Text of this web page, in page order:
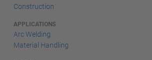
Construction
APPLICATIONS
Arc Welding
Material Handling